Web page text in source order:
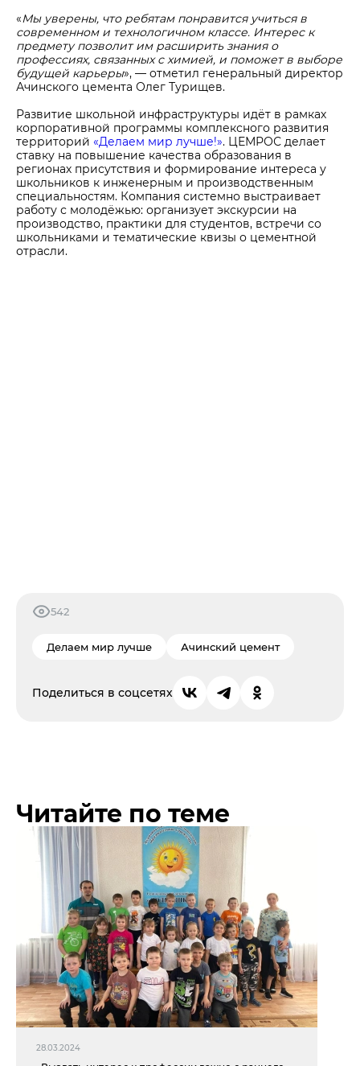
«Мы уверены, что ребятам понравится учиться в
современном и технологичном классе. Интерес к
предмету позволит им расширить знания о
профессиях, связанных с химией, и поможет в выборе
будущей карьеры», — отметил генеральный директор
Ачинского цемента Олег Турищев.
Развитие школьной инфраструктуры идёт в рамках
корпоративной программы комплексного развития
территорий «Делаем мир лучше!». ЦЕМРОС делает
ставку на повышение качества образования в
регионах присутствия и формирование интереса у
школьников к инженерным и производственным
специальностям. Компания системно выстраивает
работу с молодёжью: организует экскурсии на
производство, практики для студентов, встречи со
школьниками и тематические квизы о цементной
отрасли.
542
Делаем мир лучше Ачинский цемент
Поделиться в соцсетях
Читайте по теме
28.03.2024